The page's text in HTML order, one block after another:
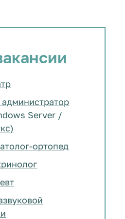
Server /
ортопед